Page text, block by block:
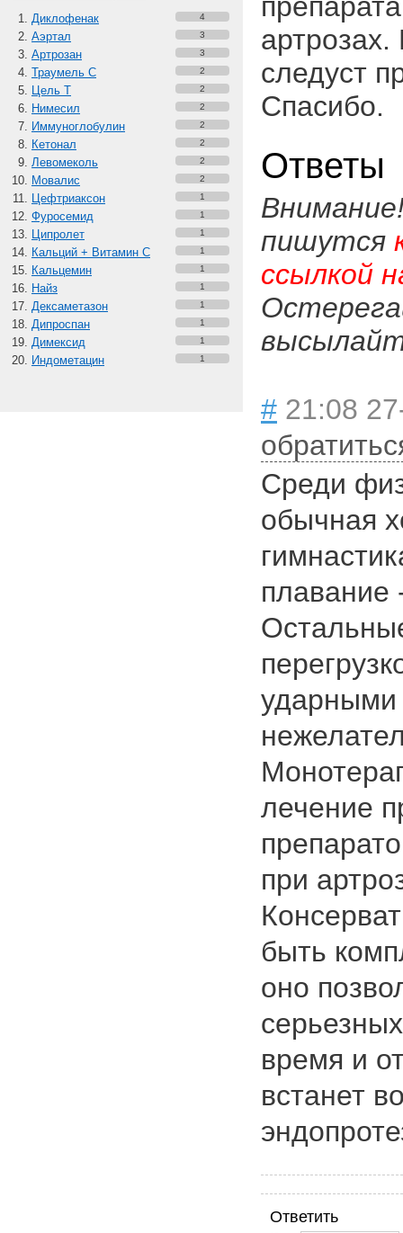
Диклофенак 4
Аэртал 3
Артрозан 3
Траумель С 2
Цель Т 2
Нимесил 2
Иммуноглобулин 2
Кетонал 2
Левомеколь 2
Мовалис 2
Цефтриаксон 1
Фуросемид 1
Ципролет 1
Кальций + Витамин C 1
Кальцемин 1
Найз 1
Дексаметазон 1
Дипроспан 1
Димексид 1
Индометацин 1
артрозах.
следуст
Спасибо.
Ответы
пишутся
ссылкой
# 21:08
Среди
обычная
плавание
ударными
лечение
при
быть
оно
время и
встанет
Ответить